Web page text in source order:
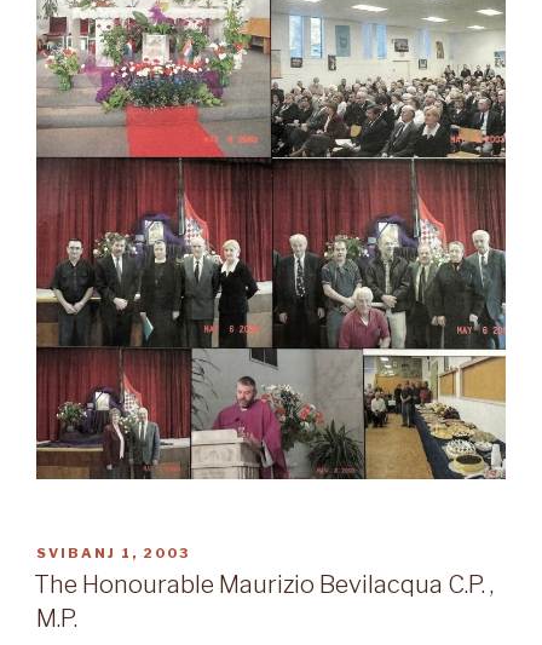
OBJAVLJENO
SVIBANJ 1, 2003
The Honourable Maurizio Bevilacqua C.P. ,
M.P.